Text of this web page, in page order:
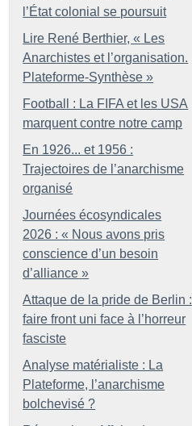
l’État colonial se poursuit
Lire René Berthier, « Les
Anarchistes et l’organisation.
Plateforme-Synthèse »
Football : La FIFA et les USA
marquent contre notre camp
En 1926... et 1956 :
Trajectoires de l’anarchisme
organisé
Journées écosyndicales
2026 : « Nous avons pris
conscience d’un besoin
d’alliance »
Attaque de la pride de Berlin :
faire front uni face à l’horreur
fasciste
Analyse matérialiste : La
Plateforme, l’anarchisme
bolchevisé ?